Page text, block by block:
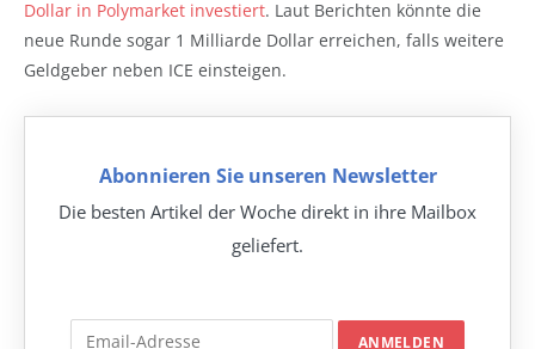
Dollar in Polymarket investiert. Laut Berichten könnte die
neue Runde sogar 1 Milliarde Dollar erreichen, falls weitere
Geldgeber neben ICE einsteigen.
Abonnieren Sie unseren Newsletter
Die besten Artikel der Woche direkt in ihre Mailbox
geliefert.